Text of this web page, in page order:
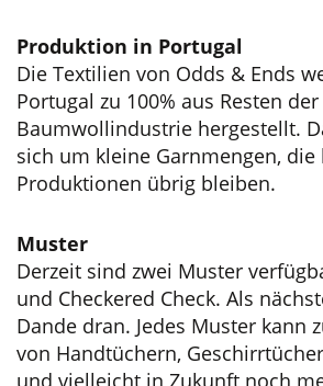
Produktion in Portugal
Die Textilien von Odds & Ends
Portugal zu 100% aus Resten der
Baumwollindustrie hergestellt.
sich um kleine Garnmengen, die
Produktionen übrig bleiben.
Muster
Derzeit sind zwei Muster
und Checkered Check. Als
Dande dran. Jedes Muster kann
von Handtüchern,
und vielleicht in Zukunft noch